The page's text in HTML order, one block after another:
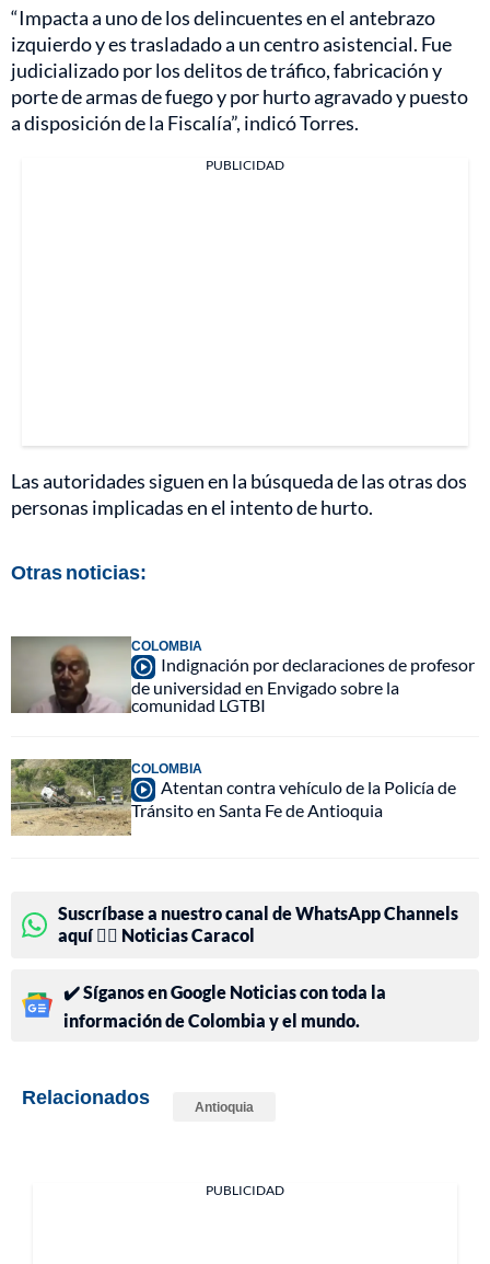
“Impacta a uno de los delincuentes en el antebrazo
izquierdo y es trasladado a un centro asistencial. Fue
judicializado por los delitos de tráfico, fabricación y
porte de armas de fuego y por hurto agravado y puesto
a disposición de la Fiscalía”, indicó Torres.
PUBLICIDAD
Las autoridades siguen en la búsqueda de las otras dos
personas implicadas en el intento de hurto.
Otras noticias:
COLOMBIA
Indignación por declaraciones de profesor
de universidad en Envigado sobre la
comunidad LGTBI
COLOMBIA
Atentan contra vehículo de la Policía de
Tránsito en Santa Fe de Antioquia
Suscríbase a nuestro canal de WhatsApp Channels
aquí 👉🏻 Noticias Caracol
✔️ Síganos en Google Noticias con toda la
información de Colombia y el mundo.
Relacionados Antioquia
PUBLICIDAD